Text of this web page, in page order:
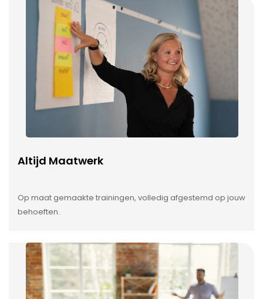
Altijd Maatwerk
Op maat gemaakte trainingen, volledig afgestemd op jouw
behoeften.